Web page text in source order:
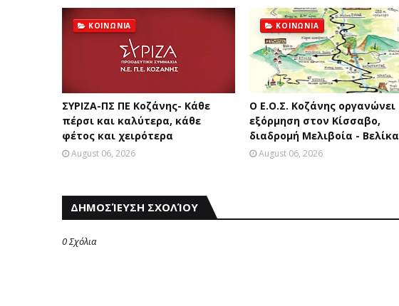
ΚΟΙΝΩΝΙΑ
ΣΥΡΙΖΑ-ΠΣ ΠΕ Κοζάνης- Κάθε
πέρσι και καλύτερα, κάθε
φέτος και χειρότερα
August 06, 2026
ΚΟΙΝΩΝΙΑ
Ο Ε.Ο.Σ. Κοζάνης οργανώνει
εξόρμηση στον Κίσσαβο,
διαδρομή Μελιβοία - Βελίκα
August 06, 2026
ΔΗΜΟΣΊΕΥΣΗ ΣΧΟΛΊΟΥ
0 Σχόλια